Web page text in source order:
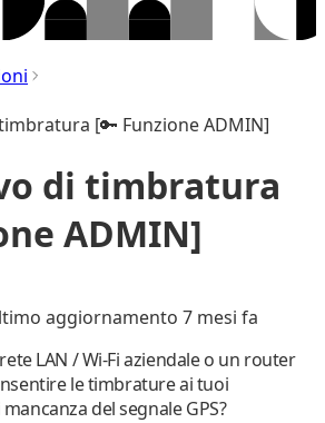
[🔑 Funzione ADMIN]
di timbratura
ADMIN]
aggiornamento 7 mesi fa
rete LAN / Wi-Fiaziendaleo un router
le timbrature ai tuoi
del segnale GPS?